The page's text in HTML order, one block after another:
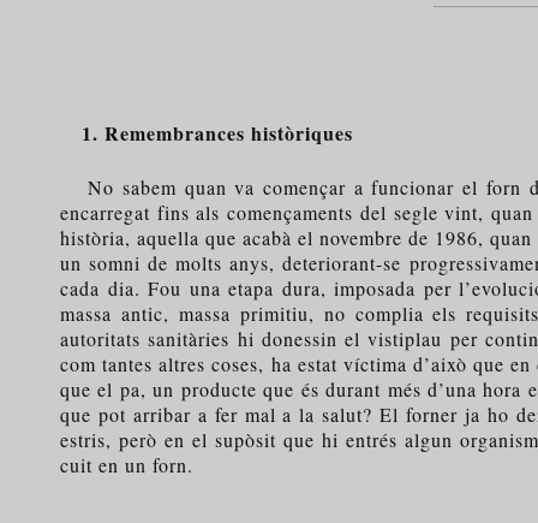
1. Remembrances històriques
No sabem quan va començar a funcionar el forn
encarregat fins als començaments del segle vint,
història, aquella que acabà el novembre de 1986,
un somni de molts anys, deteriorant-se
cada dia. Fou una etapa dura, imposada per
massa antic, massa primitiu, no complia els
autoritats sanitàries hi donessin el vistiplau per
com tantes altres coses, ha estat víctima d’això que
que el pa, un producte que és durant més d’una
que pot arribar a fer mal a la salut? El forner ja ho
estris, però en el supòsit que hi entrés algun
cuit en un forn.